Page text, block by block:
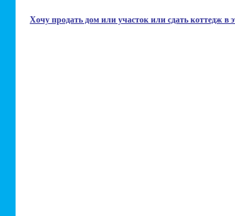
Хочу продать дом или участок или сдать коттедж в